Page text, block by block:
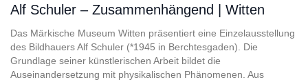
Alf Schuler – Zusammenhängend | Witten
Das Märkische Museum Witten präsentiert eine Einzelausstellung
des Bildhauers Alf Schuler (*1945 in Berchtesgaden). Die
Grundlage seiner künstlerischen Arbeit bildet die
Auseinandersetzung mit physikalischen Phänomenen. Aus